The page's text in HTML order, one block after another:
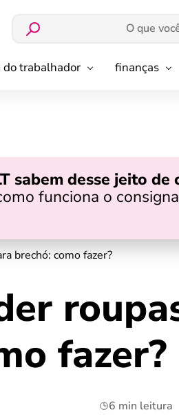
do trabalhador finanças
sabem desse jeito de
funciona o
brechó​: como fazer?
fazer?
6 min leitura